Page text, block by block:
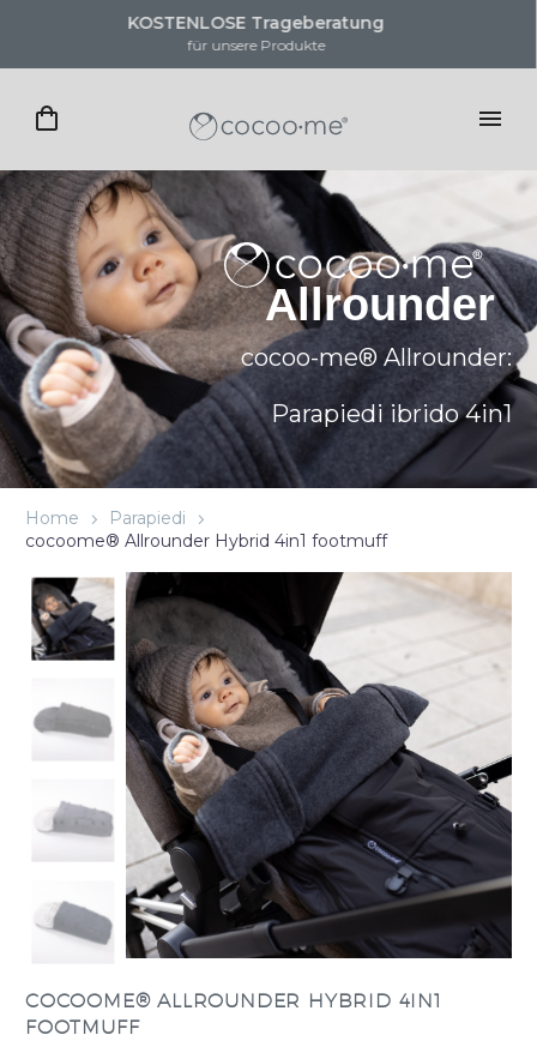
KOSTENLOSE Trageberatung
für unsere Produkte
cocoo-me® Allrounder:
Parapiedi ibrido 4in1
Home
Parapiedi
cocoome® Allrounder Hybrid 4in1 footmuff
COCOOME® ALLROUNDER HYBRID 4IN1
FOOTMUFF